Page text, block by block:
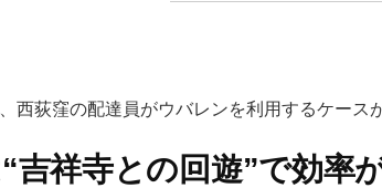
西荻窪の配達員がウバレンを利用するケース
吉祥寺との回遊”で効率